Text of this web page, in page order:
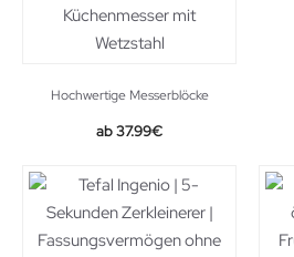
Hochwertige Messerblöcke
37.99€